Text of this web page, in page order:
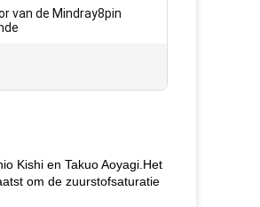
van de Mindray8pin
Kishi en Takuo Aoyagi.Het
om de zuurstofsaturatie